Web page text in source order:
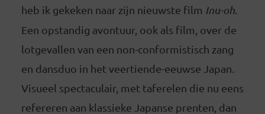
heb ik gekeken naar zijn nieuwste film Inu-oh.
Een opstandig avontuur, ook als film, over de
lotgevallen van een non-conformistisch zang
en dansduo in het veertiende-eeuwse Japan.
Visueel spectaculair, met taferelen die nu eens
refereren aan klassieke Japanse prenten, dan